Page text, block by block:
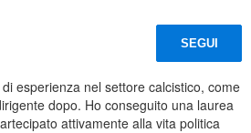
SEGUI
esperienza nel settore calcistico, come
dopo. Ho conseguito una laurea
attivamente alla vita politica